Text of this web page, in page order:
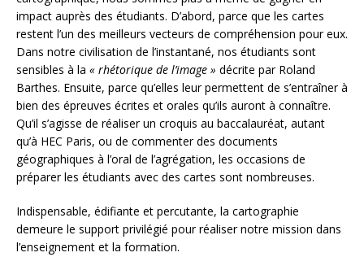
impact auprès des étudiants. D’abord, parce que les cartes
restent l’un des meilleurs vecteurs de compréhension pour eux.
Dans notre civilisation de l’instantané, nos étudiants sont
sensibles à la « rhétorique de l’image » décrite par Roland
Barthes. Ensuite, parce qu’elles leur permettent de s’entraîner à
bien des épreuves écrites et orales qu’ils auront à connaître.
Qu’il s’agisse de réaliser un croquis au baccalauréat, autant
qu’à HEC Paris, ou de commenter des documents
géographiques à l’oral de l’agrégation, les occasions de
préparer les étudiants avec des cartes sont nombreuses.
Indispensable, édifiante et percutante, la cartographie
demeure le support privilégié pour réaliser notre mission dans
l’enseignement et la formation.